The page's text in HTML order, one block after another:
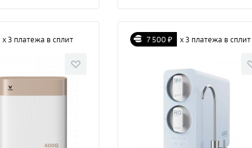
х 3 платежа в сплит 7 500 ₽ х 3 платежа в сплит